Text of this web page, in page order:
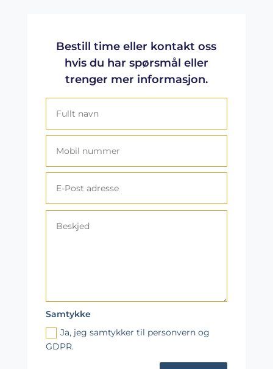
Bestill time eller kontakt oss
hvis du har spørsmål eller
trenger mer informasjon.
Samtykke
Ja, jeg samtykker til personvern og
GDPR.